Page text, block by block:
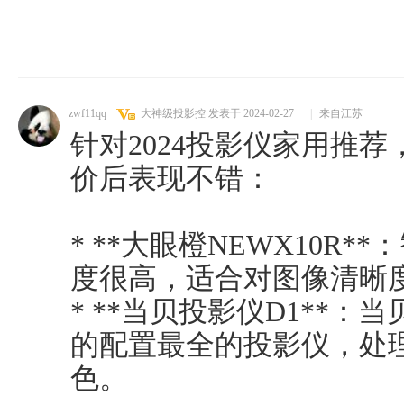
zwf11qq 大神级投影控 发表于 2024-02-27 来自江苏
针对2024投影仪家用推
价后表现不错：
* **大眼橙NEWX10R**
度很高，适合对图像清晰
* **当贝投影仪D1**：当
的配置最全的投影仪，处
色。